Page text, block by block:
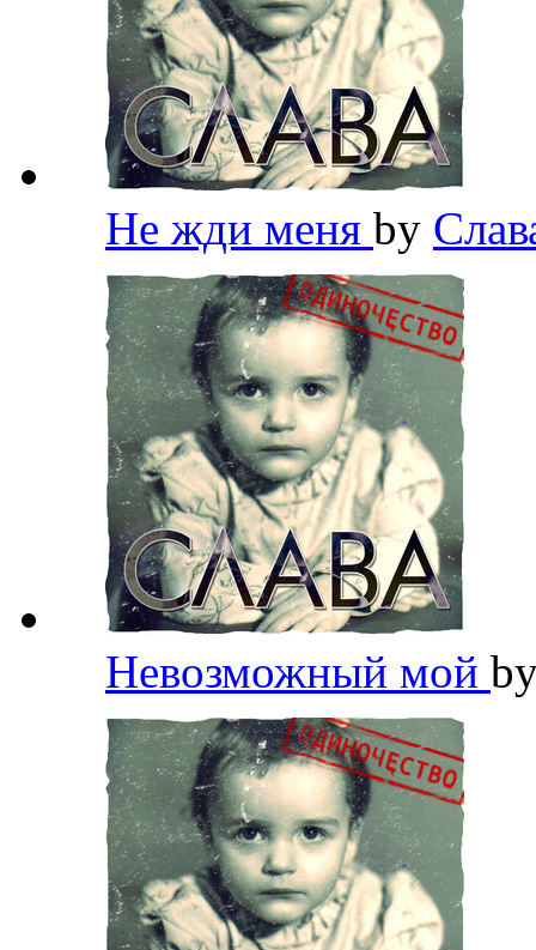
Не жди меня by
Невозможный мой